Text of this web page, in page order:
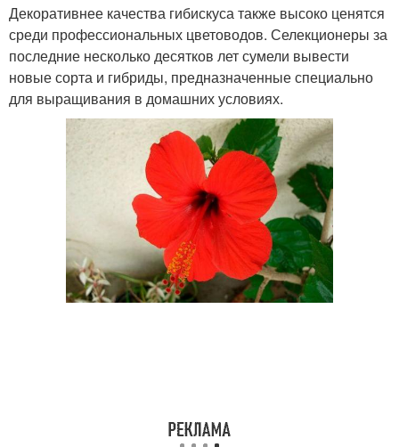
Декоративнее качества гибискуса также высоко ценятся
среди профессиональных цветоводов. Селекционеры за
последние несколько десятков лет сумели вывести
новые сорта и гибриды, предназначенные специально
для выращивания в домашних условиях.